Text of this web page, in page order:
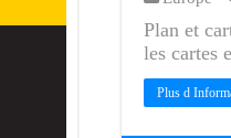
Plan et
les cartes
Plus d